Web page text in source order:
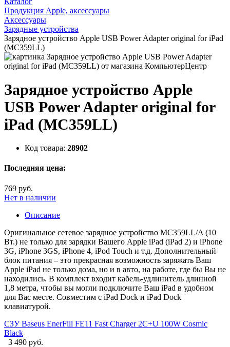
Продукция Apple, аксессуары
Аксессуары
Зарядные устройства
Зарядное устройство Apple USB Power Adapter original for iPad
(MC359LL)
Зарядное устройство Apple
USB Power Adapter original for
iPad (MC359LL)
Код товара: 28902
Последняя цена:
769 руб.
Нет в наличии
Описание
Оригинальное сетевое зарядное устройство MC359LL/A (10
Вт.) не только для зарядки Вашего Apple iPad (iPad 2) и iPhone
3G, iPhone 3GS, iPhone 4, iPod Touch и т.д. Дополнительный
блок питания – это прекрасная возможность заряжать Ваш
Apple iPad не только дома, но и в авто, на работе, где бы Вы не
находились. В комплект входит кабель-удлинитель длинной
1,8 метра, чтобы вы могли подключите Ваш iPad в удобном
для Вас месте. Совместим с iPad Dock и iPad Dock
клавиатурой.
СЗУ Baseus EnerFill FE11 Fast Charger 2C+U 100W Cosmic
Black
3 490 руб.